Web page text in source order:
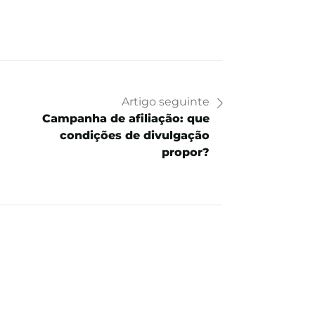
Artigo seguinte
Campanha de afiliação: que
condições de divulgação
propor?